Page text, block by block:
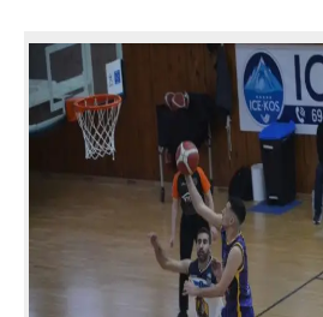
Δύο
στα
δύο
και
προχωράμε!